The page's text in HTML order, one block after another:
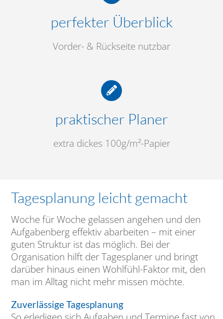
perfekter Überblick
Vorder- & Rückseite nutzbar
praktischer Planer
extra dickes 100g/m²-Papier
Tagesplanung leicht gemacht
Woche für Woche gelassen angehen und den
Aufgabenberg effektiv abarbeiten – mit einer
guten Struktur ist das möglich. Bei der
Organisation hilft der Tagesplaner und bringt
darüber hinaus einen Wohlfühl-Faktor mit, den
man im Alltag nicht mehr missen möchte.
Zuverlässige Tagesplanung